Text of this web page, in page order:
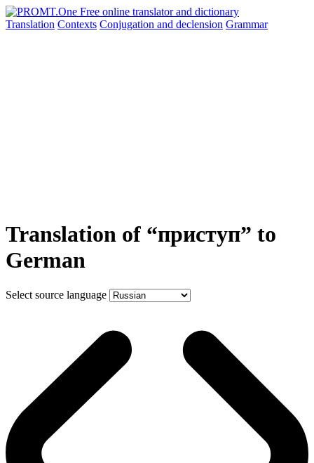
Translation Contexts Conjugation and declension Grammar
Translation of “приступ” to
German
Select source language